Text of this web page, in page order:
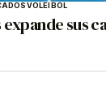
VOLEIBOL
expande sus